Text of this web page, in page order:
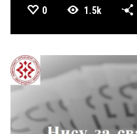
0 1.5k